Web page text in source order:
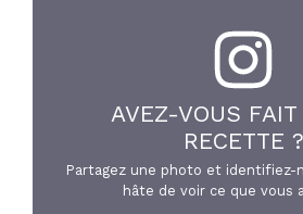
AVEZ-VOUS FAIT
RECETTE ?
Partagez une photo et identifiez-
hâte de voir ce que vous